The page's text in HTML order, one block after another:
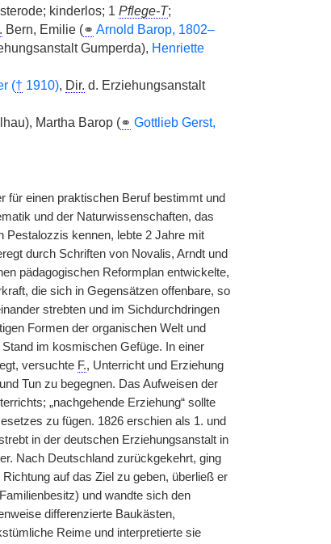
kinderlos; 1 Pflege-T;
Bern, Emilie (⚭ Arnold Barop, 1802–
Gumperda), Henriette
(† 1910), Dir. d. Erziehungsanstalt
Martha Barop (⚭ Gottlieb Gerst,
für einen praktischen Beruf bestimmt und
und der Naturwissenschaften, das
Pestalozzis kennen, lebte 2 Jahre mit
durch Schriften von Novalis, Arndt und
pädagogischen Reformplan entwickelte,
die sich in Gegensätzen offenbare, so
strebten und im Sichdurchdringen
Formen der organischen Welt und
im kosmischen Gefüge. In einer
versuchte F., Unterricht und Erziehung
Tun zu begegnen. Das Aufweisen der
„nachgehende Erziehung“ sollte
zu fügen. 1826 erschien als 1. und
in der deutschen Erziehungsanstalt in
Nach Deutschland zurückgekehrt, ging
auf das Ziel zu geben, überließ er
und wandte sich den
differenzierte Baukästen,
Reime und interpretierte sie